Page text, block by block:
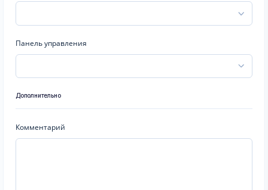
Панель управления
Дополнительно
Комментарий